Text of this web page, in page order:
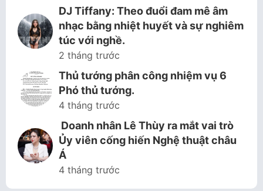
DJ Tiffany: Theo đuổi đam mê âm
nhạc bằng nhiệt huyết và sự nghiêm
túc với nghề.
2 tháng trước
Thủ tướng phân công nhiệm vụ 6
Phó thủ tướng.
4 tháng trước
Doanh nhân Lê Thùy ra mắt vai trò
Ủy viên cống hiến Nghệ thuật châu
Á
4 tháng trước